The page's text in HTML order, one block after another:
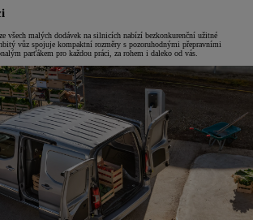
všech malých dodávek na silnicích nabízí bezkonkurenční užitné
vůz spojuje kompaktní rozměry s pozoruhodnými přepravními
parťákem pro každou práci, za rohem i daleko od vás.